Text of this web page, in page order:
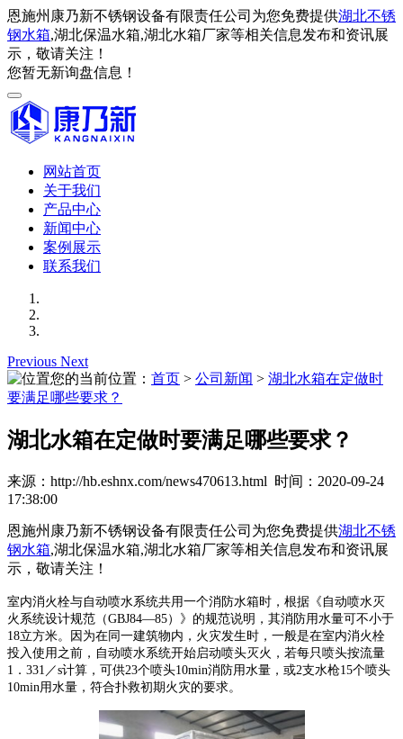
恩施州康乃新不锈钢设备有限责任公司为您免费提供湖北不锈
钢水箱,湖北保温水箱,湖北水箱厂家等相关信息发布和资讯展
示，敬请关注！
您暂无新询盘信息！
网站首页
关于我们
产品中心
新闻中心
案例展示
联系我们
Previous Next
您的当前位置： 首页 > 公司新闻 > 湖北水箱在定做时
要满足哪些要求？
湖北水箱在定做时要满足哪些要求？
来源：http://hb.eshnx.com/news470613.html 时间：2020-09-24
17:38:00
恩施州康乃新不锈钢设备有限责任公司为您免费提供湖北不锈
钢水箱,湖北保温水箱,湖北水箱厂家等相关信息发布和资讯展
示，敬请关注！
室内消火栓与自动喷水系统共用一个消防水箱时，根据《自动喷水灭
火系统设计规范（GBJ84—85）》的规范说明，其消防用水量可不小于
18立方米。因为在同一建筑物内，火灾发生时，一般是在室内消火栓
投入使用之前，自动喷水系统开始启动喷头灭火，若每只喷头按流量
1．331／s计算，可供23个喷头10min消防用水量，或2支水枪15个喷头
10min用水量，符合扑救初期火灾的要求。